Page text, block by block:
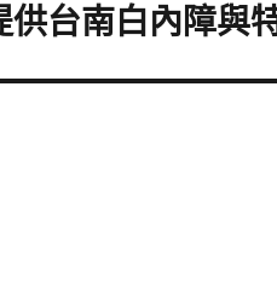
台南白內障與